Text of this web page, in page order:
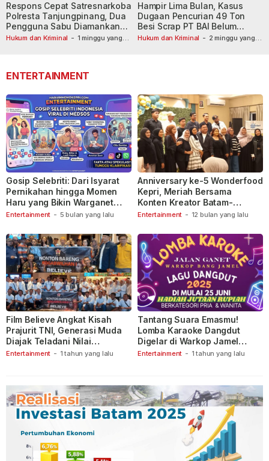
Hukum dan Kriminal - 1 minggu yang
Respons Cepat Satresnarkoba
Polresta Tanjungpinang, Dua
Pengguna Sabu Diamankan
Usai Dilaporkan ke Call Center
Hukum dan Kriminal - 2 minggu yang
Hampir Lima Bulan, Kasus
Dugaan Pencurian 49 Ton
Besi Scrap PT BAI Belum
Tetapkan Tersangka
ENTERTAINMENT
Entertainment - 5 bulan yang lalu
Gosip Selebriti: Dari Isyarat
Pernikahan hingga Momen
Haru yang Bikin Warganet
Berspekulasi
Entertainment - 12 bulan yang lalu
Anniversary ke-5 Wonderfood
Kepri, Meriah Bersama
Konten Kreator Batam-
Tanjungpinang
Entertainment - 1 tahun yang lalu
Film Believe Angkat Kisah
Prajurit TNI, Generasi Muda
Diajak Teladani Nilai
Keberanian
Entertainment - 1 tahun yang lalu
Tantang Suara Emasmu!
Lomba Karaoke Dangdut
Digelar di Warkop Jamel
Ganet